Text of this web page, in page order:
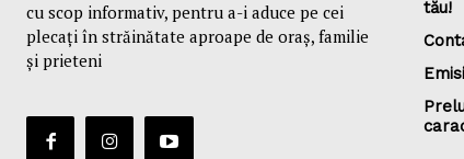
cu scop informativ, pentru a-i aduce pe cei
plecaţi în străinătate aproape de oraş, familie
și prieteni
tău!